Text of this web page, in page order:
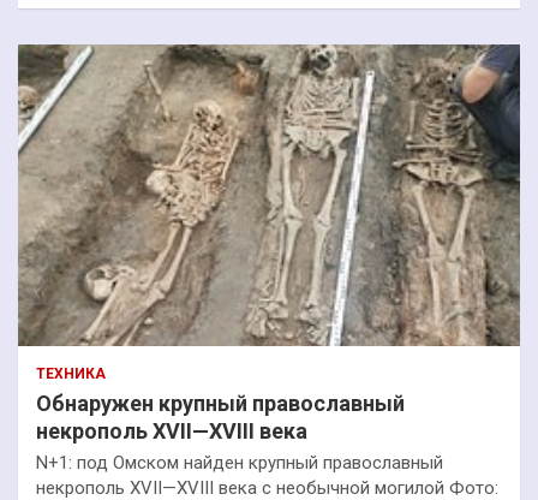
ТЕХНИКА
Обнаружен крупный православный
некрополь XVII—XVIII века
N+1: под Омском найден крупный православный
некрополь XVII—XVIII века с необычной могилой Фото: